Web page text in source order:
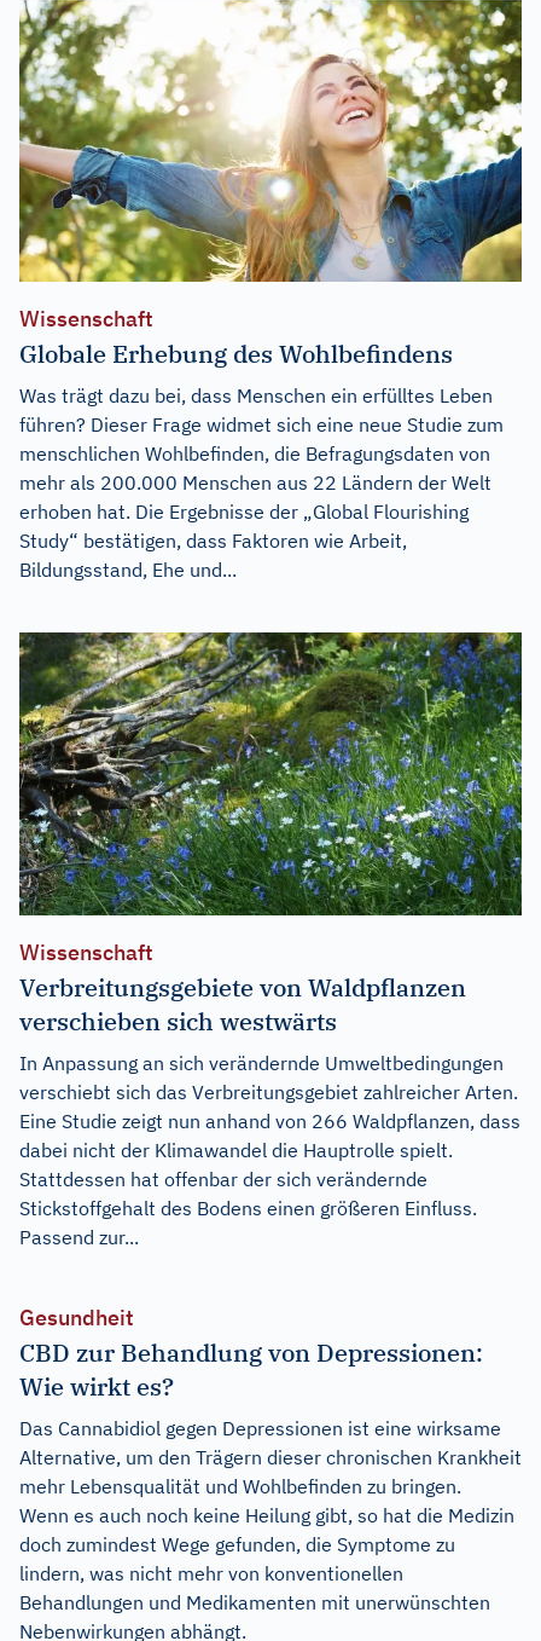
Wissenschaft
Globale Erhebung des Wohlbefindens
Was trägt dazu bei, dass Menschen ein erfülltes Leben
führen? Dieser Frage widmet sich eine neue Studie zum
menschlichen Wohlbefinden, die Befragungsdaten von
mehr als 200.000 Menschen aus 22 Ländern der Welt
erhoben hat. Die Ergebnisse der „Global Flourishing
Study“ bestätigen, dass Faktoren wie Arbeit,
Bildungsstand, Ehe und...
Wissenschaft
Verbreitungsgebiete von Waldpflanzen
verschieben sich westwärts
In Anpassung an sich verändernde Umweltbedingungen
verschiebt sich das Verbreitungsgebiet zahlreicher Arten.
Eine Studie zeigt nun anhand von 266 Waldpflanzen, dass
dabei nicht der Klimawandel die Hauptrolle spielt.
Stattdessen hat offenbar der sich verändernde
Stickstoffgehalt des Bodens einen größeren Einfluss.
Passend zur...
Gesundheit
CBD zur Behandlung von Depressionen:
Wie wirkt es?
Das Cannabidiol gegen Depressionen ist eine wirksame
Alternative, um den Trägern dieser chronischen Krankheit
mehr Lebensqualität und Wohlbefinden zu bringen.
Wenn es auch noch keine Heilung gibt, so hat die Medizin
doch zumindest Wege gefunden, die Symptome zu
lindern, was nicht mehr von konventionellen
Behandlungen und Medikamenten mit unerwünschten
Nebenwirkungen abhängt.